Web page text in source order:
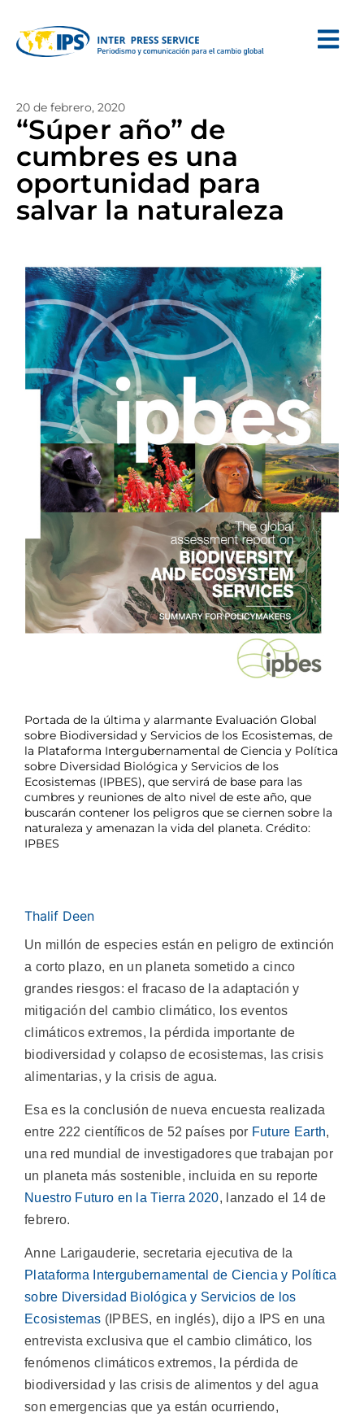
20 de febrero, 2020
“Súper año” de
cumbres es una
oportunidad para
salvar la naturaleza
Portada de la última y alarmante Evaluación Global
sobre Biodiversidad y Servicios de los Ecosistemas, de
la Plataforma Intergubernamental de Ciencia y Política
sobre Diversidad Biológica y Servicios de los
Ecosistemas (IPBES), que servirá de base para las
cumbres y reuniones de alto nivel de este año, que
buscarán contener los peligros que se ciernen sobre la
naturaleza y amenazan la vida del planeta. Crédito:
IPBES
Thalif Deen
Un millón de especies están en peligro de extinción
a corto plazo, en un planeta sometido a cinco
grandes riesgos: el fracaso de la adaptación y
mitigación del cambio climático, los eventos
climáticos extremos, la pérdida importante de
biodiversidad y colapso de ecosistemas, las crisis
alimentarias, y la crisis de agua.
Esa es la conclusión de nueva encuesta realizada
entre 222 científicos de 52 países por Future Earth,
una red mundial de investigadores que trabajan por
un planeta más sostenible, incluida en su reporte
Nuestro Futuro en la Tierra 2020, lanzado el 14 de
febrero.
Anne Larigauderie, secretaria ejecutiva de la
Plataforma Intergubernamental de Ciencia y Política
sobre Diversidad Biológica y Servicios de los
Ecosistemas (IPBES, en inglés), dijo a IPS en una
entrevista exclusiva que el cambio climático, los
fenómenos climáticos extremos, la pérdida de
biodiversidad y las crisis de alimentos y del agua
son emergencias que ya están ocurriendo,